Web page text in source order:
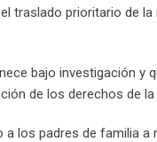
traslado prioritario de
bajo investigación y
de los derechos de
los padres de familia